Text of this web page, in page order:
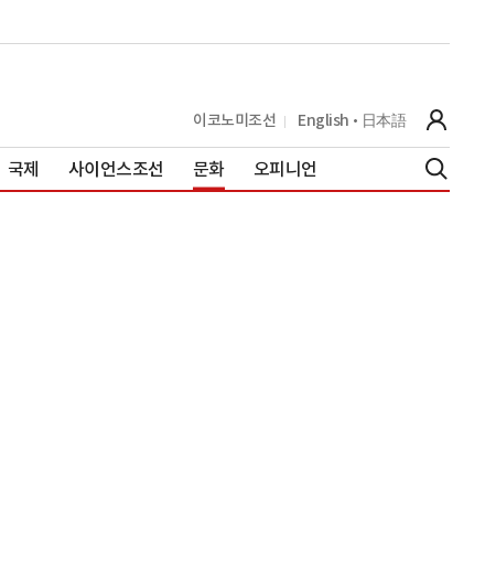
이코노미조선 English 日本語
국제 사이언스조선 문화 오피니언